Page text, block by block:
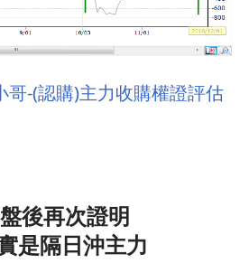
哥-(認購)主力收購權證評估
後再次證明
是隔日沖主力